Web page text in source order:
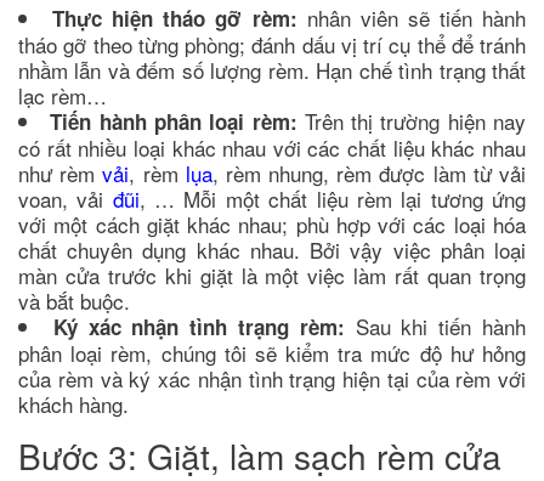
Thực hiện tháo gỡ rèm: nhân viên sẽ tiến hành
tháo gỡ theo từng phòng; đánh dấu vị trí cụ thể để tránh
nhầm lẫn và đếm số lượng rèm. Hạn chế tình trạng thất
lạc rèm…
Tiến hành phân loại rèm: Trên thị trường hiện nay
có rất nhiều loại khác nhau với các chất liệu khác nhau
như rèmvải, rèm lụa, rèm nhung, rèm được làm từ vải
voan, vải đũi, … Mỗi một chất liệu rèm lại tương ứng
với một cách giặt khác nhau; phù hợp với các loại hóa
chất chuyên dụng khác nhau. Bởi vậy việc phân loại
màn cửa trước khi giặt là một việc làm rất quan trọng
và bắt buộc.
Ký xác nhận tình trạng rèm: Sau khi tiến hành
phân loại rèm, chúng tôi sẽ kiểm tra mức độ hư hỏng
của rèm và ký xác nhận tình trạng hiện tại của rèm với
khách hàng.
Bước 3: Giặt, làm sạch rèm cửa